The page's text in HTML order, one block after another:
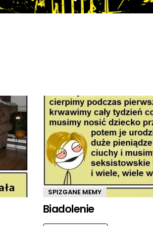
SPIZGANE MEMY
Biadolenie